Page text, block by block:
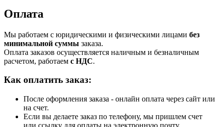
Оплата
Мы работаем с юридическими и физическими лицами без
минимальной суммы заказа.
Оплата заказов осуществляется наличным и безналичным
расчетом, работаем с НДС.
Как оплатить заказ:
После оформления заказа - онлайн оплата через сайт или
на счет.
Если вы делаете заказ по телефону, мы пришлем счет
или ссылку для оплаты на электронную почту.